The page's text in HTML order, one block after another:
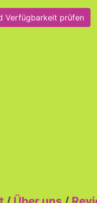
Verfügbarkeit prüfen